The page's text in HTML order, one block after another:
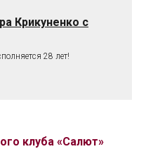
Крикуненко с
28 лет!
клуба «Салют»